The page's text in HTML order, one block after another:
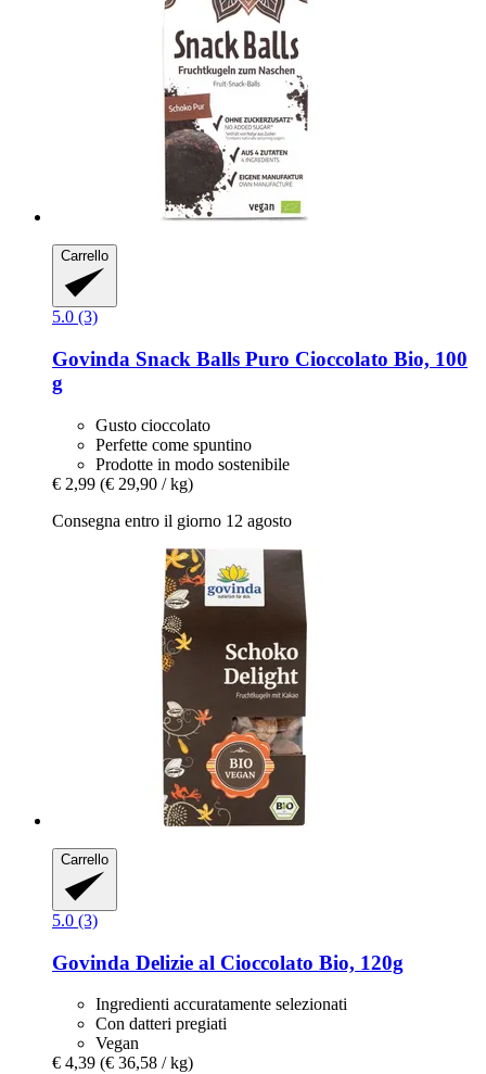
Carrello
5.0 (3)
Govinda Snack Balls Puro Cioccolato Bio, 100
g
Gusto cioccolato
Perfette come spuntino
Prodotte in modo sostenibile
€ 2,99 (€ 29,90 / kg)
Consegna entro il giorno 12 agosto
Carrello
5.0 (3)
Govinda Delizie al Cioccolato Bio, 120g
Ingredienti accuratamente selezionati
Con datteri pregiati
Vegan
€ 4,39 (€ 36,58 / kg)